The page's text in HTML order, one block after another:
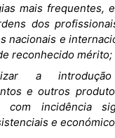
mais frequentes,
dos
nacionais e
reconhecido mérito;
a
e outros
com incidência
e